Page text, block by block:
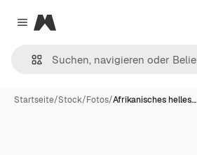
Close menu
Magnific
Startseite/Stock/Fotos/Afrikanisches helles…